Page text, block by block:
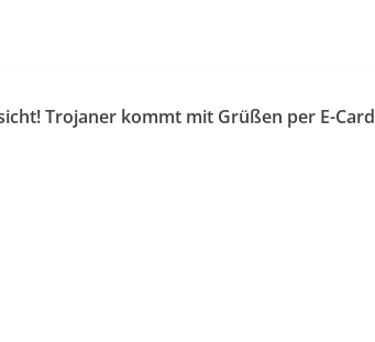
Trojaner kommt mit Grüßen per E-Card